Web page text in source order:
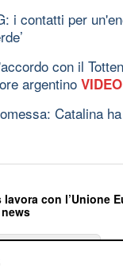
i contatti per
con il
argentino VIDEO
Catalina
lavora con l’Unione